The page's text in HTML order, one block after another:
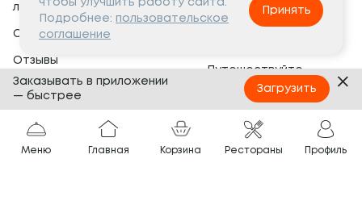
лояльности
Сертификаты
Отзывы
Банкеты
Вопросы и ответы
Социальная жизнь
Путешествуйте
с ТОКИО-CITY
Партнёрам
Франшиза
Меню Главная Корзина Рестораны Профиль
чтобы улучшить работу сайта.
Подробнее: пользовательское
соглашение
Принять
Заказывать в приложении
— быстрее
Загрузить